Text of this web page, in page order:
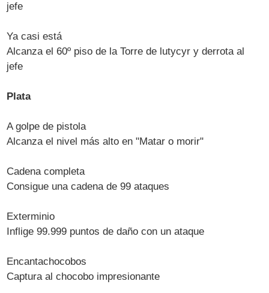
jefe
Ya casi está
Alcanza el 60º piso de la Torre de lutycyr y derrota al
jefe
Plata
A golpe de pistola
Alcanza el nivel más alto en "Matar o morir"
Cadena completa
Consigue una cadena de 99 ataques
Exterminio
Inflige 99.999 puntos de daño con un ataque
Encantachocobos
Captura al chocobo impresionante